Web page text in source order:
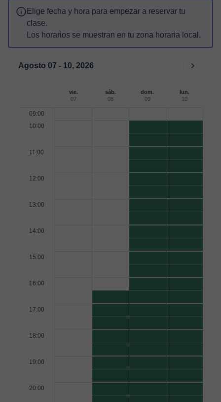
Elige fecha y hora para empezar a reservar tu
clase.
Los horarios se muestran en tu zona horaria local.
Agosto 07 - 10, 2026
vie.
07
sáb.
08
dom.
09
lun.
10
09:00
10:00
11:00
12:00
13:00
14:00
15:00
16:00
17:00
18:00
19:00
20:00